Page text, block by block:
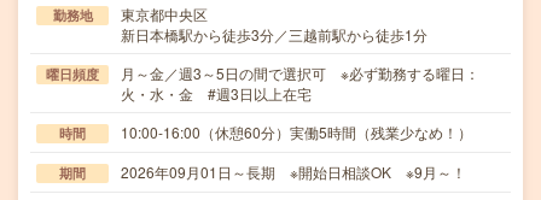
勤務地
東京都中央区
新日本橋駅から徒歩3分／三越前駅から徒歩1分
曜日頻度
月～金／週3～5日の間で選択可 ※必ず勤務する曜日：
火・水・金 #週3日以上在宅
時間 10:00-16:00（休憩60分）実働5時間（残業少なめ！）
期間 2026年09月01日～長期 ※開始日相談OK ※9月～！